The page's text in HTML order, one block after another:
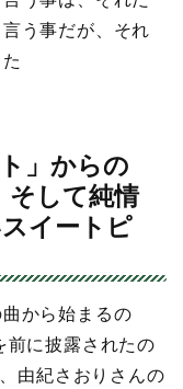
う事だが、それ
」からの
そして純情
イートピ
から始まるの
に披露されたの
由紀さおりさんの